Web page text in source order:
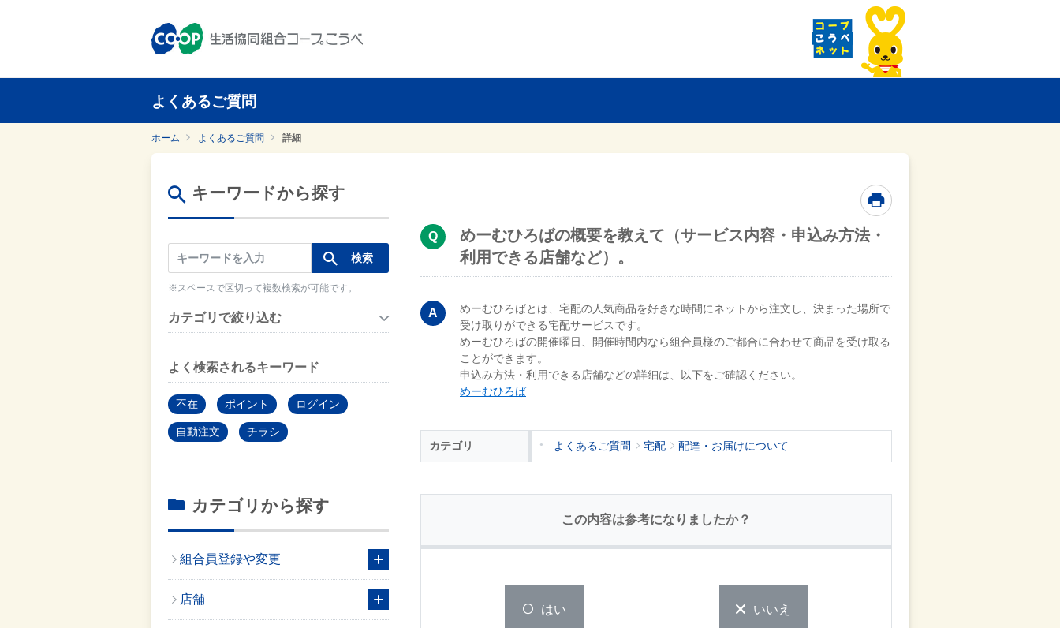
よくあるご質問
ホーム よくあるご質問 詳細
キーワードから探す
※スペースで区切って複数検索が可能です。
カテゴリで絞り込む
よく検索されるキーワード
不在 ポイント ログイン
自動注文 チラシ
カテゴリから探す
組合員登録や変更
店舗
めーむひろばの概要を教えて（サービス内容・申込み方法・
利用できる店舗など）。
めーむひろばとは、宅配の人気商品を好きな時間にネットから注文し、決まった場所で
受け取りができる宅配サービスです。
めーむひろばの開催曜日、開催時間内なら組合員様のご都合に合わせて商品を受け取る
ことができます。
申込み方法・利用できる店舗などの詳細は、以下をご確認ください。
めーむひろば
カテゴリ よくあるご質問 宅配 配達・お届けについて
この内容は参考になりましたか？
はい いいえ